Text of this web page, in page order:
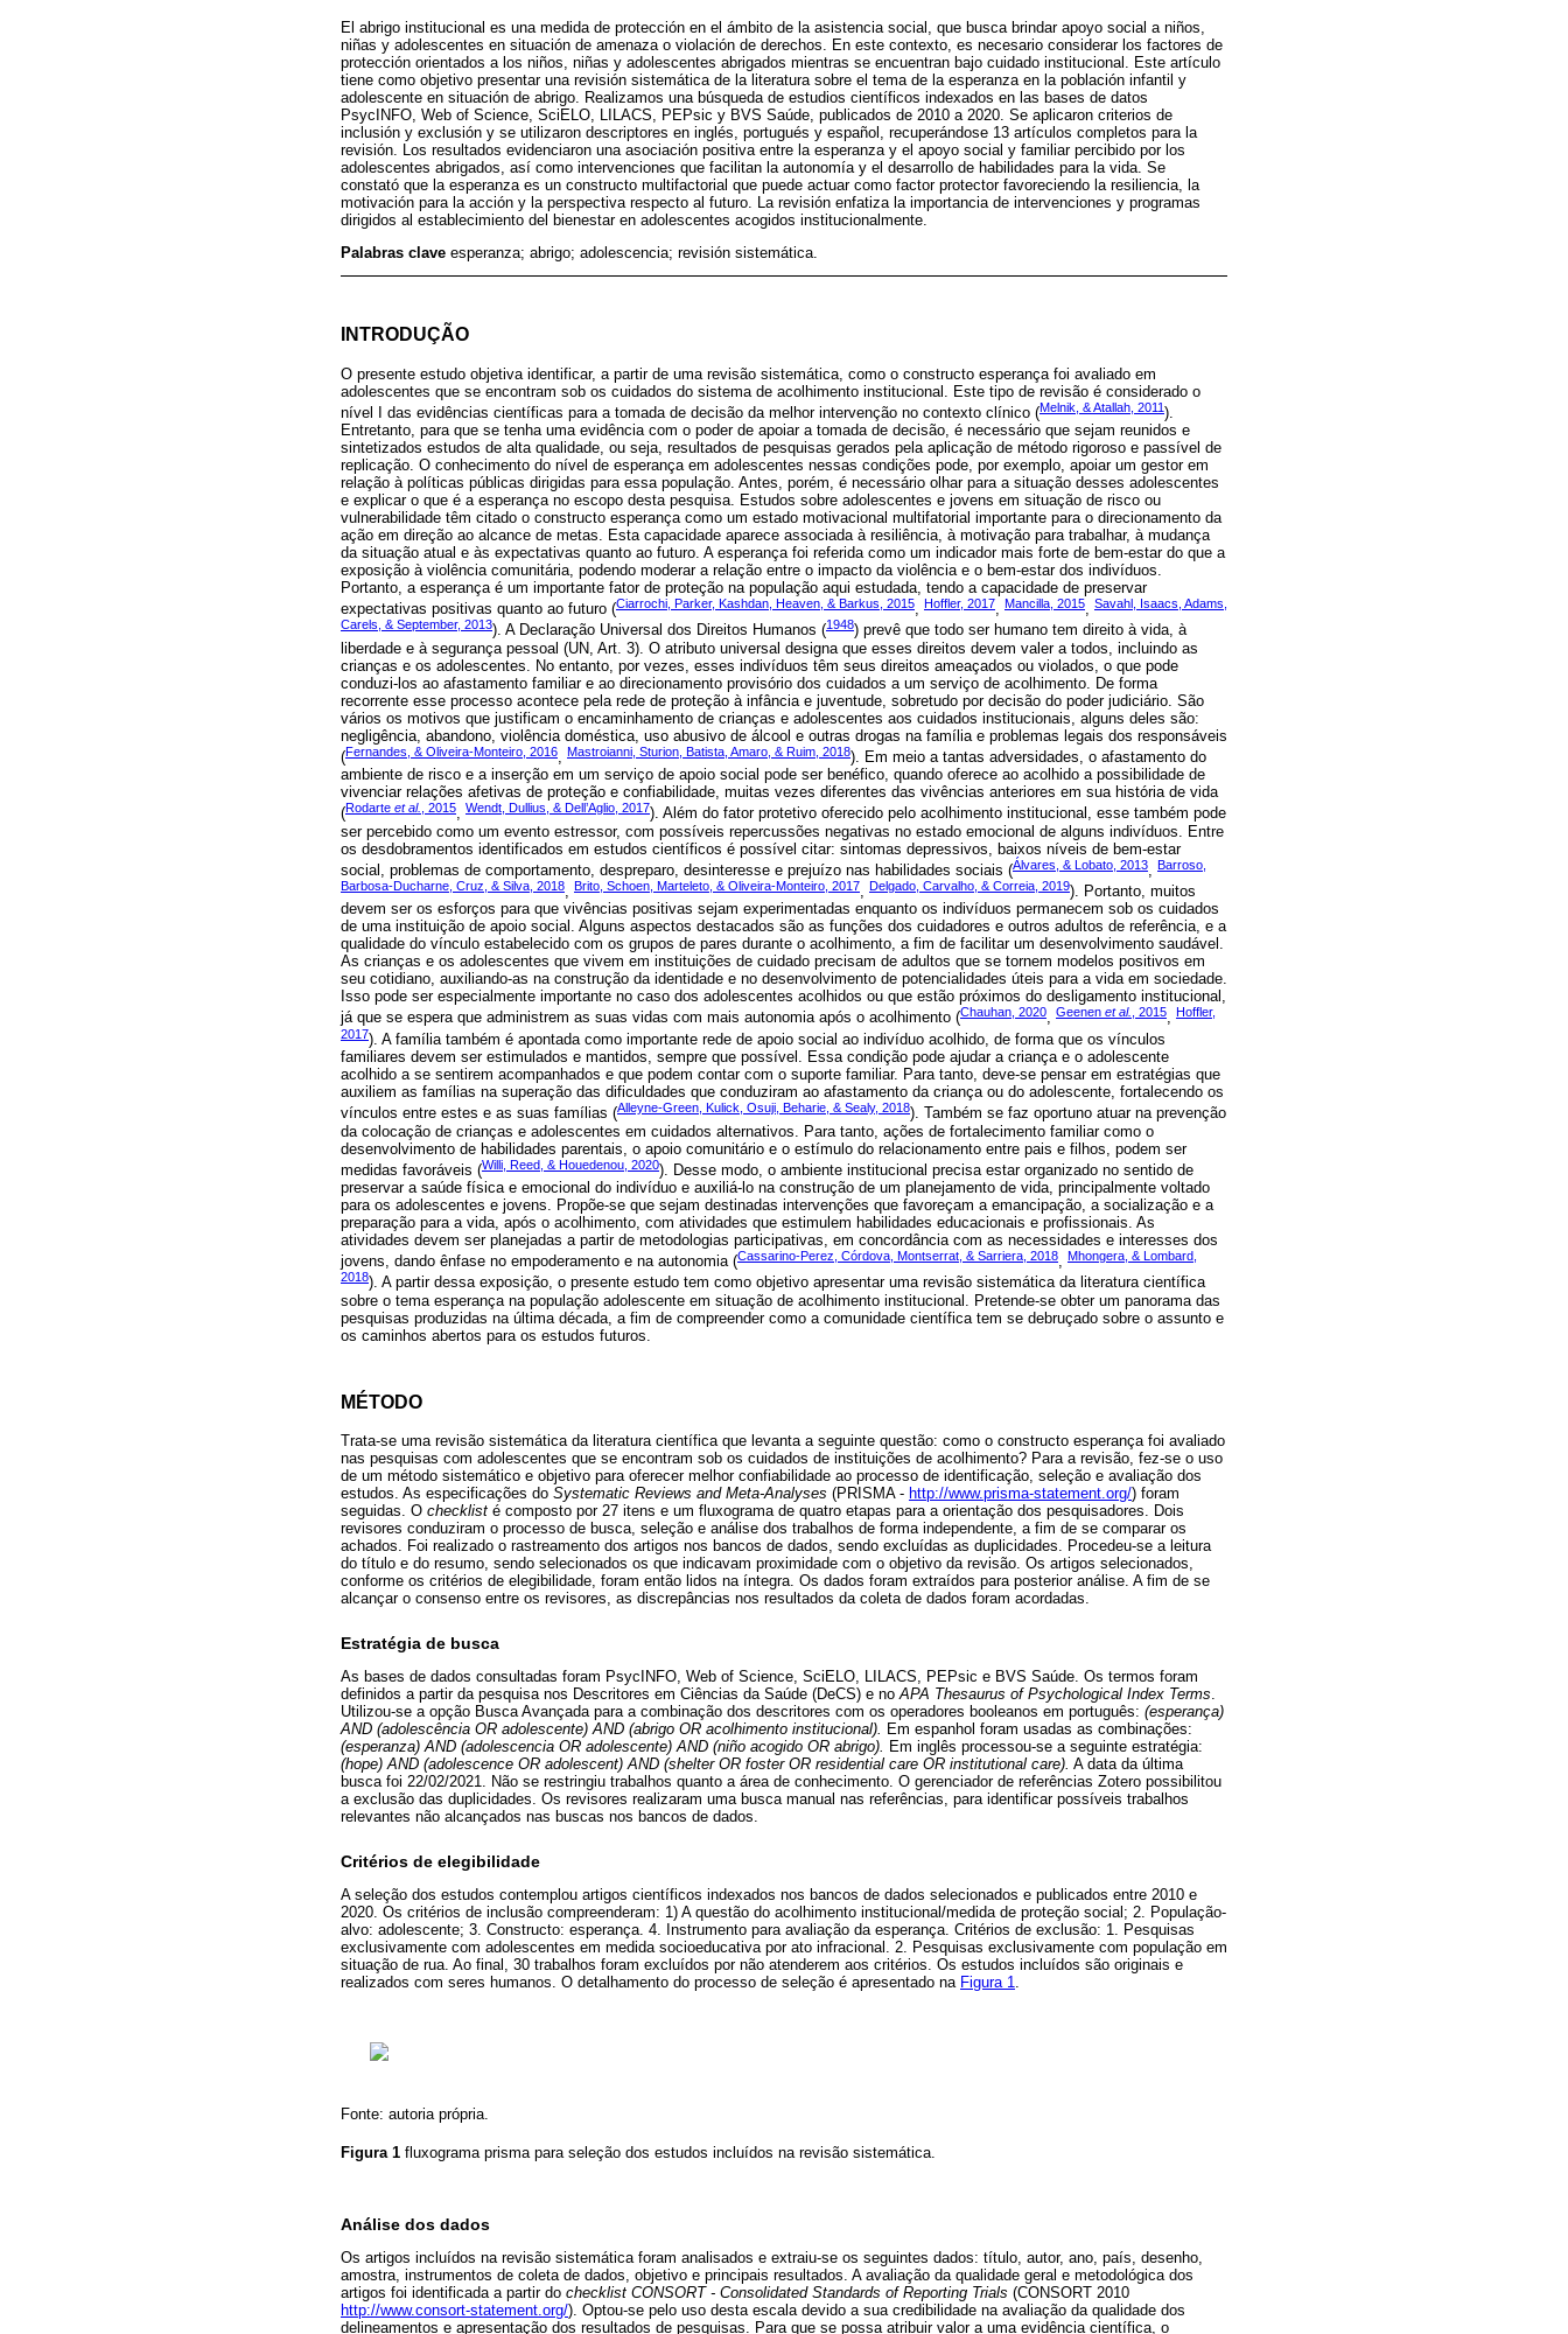
El abrigo institucional es una medida de protección en el ámbito de la asistencia social, que busca brindar apoyo social a niños,
niñas y adolescentes en situación de amenaza o violación de derechos. En este contexto, es necesario considerar los factores de
protección orientados a los niños, niñas y adolescentes abrigados mientras se encuentran bajo cuidado institucional. Este artículo
tiene como objetivo presentar una revisión sistemática de la literatura sobre el tema de la esperanza en la población infantil y
adolescente en situación de abrigo. Realizamos una búsqueda de estudios científicos indexados en las bases de datos
PsycINFO, Web of Science, SciELO, LILACS, PEPsic y BVS Saúde, publicados de 2010 a 2020. Se aplicaron criterios de
inclusión y exclusión y se utilizaron descriptores en inglés, portugués y español, recuperándose 13 artículos completos para la
revisión. Los resultados evidenciaron una asociación positiva entre la esperanza y el apoyo social y familiar percibido por los
adolescentes abrigados, así como intervenciones que facilitan la autonomía y el desarrollo de habilidades para la vida. Se
constató que la esperanza es un constructo multifactorial que puede actuar como factor protector favoreciendo la resiliencia, la
motivación para la acción y la perspectiva respecto al futuro. La revisión enfatiza la importancia de intervenciones y programas
dirigidos al establecimiento del bienestar en adolescentes acogidos institucionalmente.
Palabras clave esperanza; abrigo; adolescencia; revisión sistemática.
INTRODUÇÃO
O presente estudo objetiva identificar, a partir de uma revisão sistemática, como o constructo esperança foi avaliado em
adolescentes que se encontram sob os cuidados do sistema de acolhimento institucional. Este tipo de revisão é considerado o
nível I das evidências científicas para a tomada de decisão da melhor intervenção no contexto clínico (Melnik, & Atallah, 2011).
Entretanto, para que se tenha uma evidência com o poder de apoiar a tomada de decisão, é necessário que sejam reunidos e
sintetizados estudos de alta qualidade, ou seja, resultados de pesquisas gerados pela aplicação de método rigoroso e passível de
replicação. O conhecimento do nível de esperança em adolescentes nessas condições pode, por exemplo, apoiar um gestor em
relação à políticas públicas dirigidas para essa população. Antes, porém, é necessário olhar para a situação desses adolescentes
e explicar o que é a esperança no escopo desta pesquisa. Estudos sobre adolescentes e jovens em situação de risco ou
vulnerabilidade têm citado o constructo esperança como um estado motivacional multifatorial importante para o direcionamento da
ação em direção ao alcance de metas. Esta capacidade aparece associada à resiliência, à motivação para trabalhar, à mudança
da situação atual e às expectativas quanto ao futuro. A esperança foi referida como um indicador mais forte de bem-estar do que a
exposição à violência comunitária, podendo moderar a relação entre o impacto da violência e o bem-estar dos indivíduos.
Portanto, a esperança é um importante fator de proteção na população aqui estudada, tendo a capacidade de preservar
expectativas positivas quanto ao futuro (Ciarrochi, Parker, Kashdan, Heaven, & Barkus, 2015, Hoffler, 2017, Mancilla, 2015, Savahl, Isaacs, Adams,
Carels, & September, 2013). A Declaração Universal dos Direitos Humanos (1948) prevê que todo ser humano tem direito à vida, à
liberdade e à segurança pessoal (UN, Art. 3). O atributo universal designa que esses direitos devem valer a todos, incluindo as
crianças e os adolescentes. No entanto, por vezes, esses indivíduos têm seus direitos ameaçados ou violados, o que pode
conduzi-los ao afastamento familiar e ao direcionamento provisório dos cuidados a um serviço de acolhimento. De forma
recorrente esse processo acontece pela rede de proteção à infância e juventude, sobretudo por decisão do poder judiciário. São
vários os motivos que justificam o encaminhamento de crianças e adolescentes aos cuidados institucionais, alguns deles são:
negligência, abandono, violência doméstica, uso abusivo de álcool e outras drogas na família e problemas legais dos responsáveis
(Fernandes, & Oliveira-Monteiro, 2016, Mastroianni, Sturion, Batista, Amaro, & Ruim, 2018). Em meio a tantas adversidades, o afastamento do
ambiente de risco e a inserção em um serviço de apoio social pode ser benéfico, quando oferece ao acolhido a possibilidade de
vivenciar relações afetivas de proteção e confiabilidade, muitas vezes diferentes das vivências anteriores em sua história de vida
(Rodarte et al. , 2015, Wendt, Dullius, & Dell’Aglio, 2017). Além do fator protetivo oferecido pelo acolhimento institucional, esse também pode
ser percebido como um evento estressor, com possíveis repercussões negativas no estado emocional de alguns indivíduos. Entre
os desdobramentos identificados em estudos científicos é possível citar: sintomas depressivos, baixos níveis de bem-estar
social, problemas de comportamento, despreparo, desinteresse e prejuízo nas habilidades sociais (Álvares, & Lobato, 2013, Barroso,
Barbosa-Ducharne, Cruz, & Silva, 2018, Brito, Schoen, Marteleto, & Oliveira-Monteiro, 2017, Delgado, Carvalho, & Correia, 2019). Portanto, muitos
devem ser os esforços para que vivências positivas sejam experimentadas enquanto os indivíduos permanecem sob os cuidados
de uma instituição de apoio social. Alguns aspectos destacados são as funções dos cuidadores e outros adultos de referência, e a
qualidade do vínculo estabelecido com os grupos de pares durante o acolhimento, a fim de facilitar um desenvolvimento saudável.
As crianças e os adolescentes que vivem em instituições de cuidado precisam de adultos que se tornem modelos positivos em
seu cotidiano, auxiliando-as na construção da identidade e no desenvolvimento de potencialidades úteis para a vida em sociedade.
Isso pode ser especialmente importante no caso dos adolescentes acolhidos ou que estão próximos do desligamento institucional,
já que se espera que administrem as suas vidas com mais autonomia após o acolhimento (Chauhan, 2020, Geenen et al. , 2015, Hoffler,
2017). A família também é apontada como importante rede de apoio social ao indivíduo acolhido, de forma que os vínculos
familiares devem ser estimulados e mantidos, sempre que possível. Essa condição pode ajudar a criança e o adolescente
acolhido a se sentirem acompanhados e que podem contar com o suporte familiar. Para tanto, deve-se pensar em estratégias que
auxiliem as famílias na superação das dificuldades que conduziram ao afastamento da criança ou do adolescente, fortalecendo os
vínculos entre estes e as suas famílias (Alleyne-Green, Kulick, Osuji, Beharie, & Sealy, 2018). Também se faz oportuno atuar na prevenção
da colocação de crianças e adolescentes em cuidados alternativos. Para tanto, ações de fortalecimento familiar como o
desenvolvimento de habilidades parentais, o apoio comunitário e o estímulo do relacionamento entre pais e filhos, podem ser
medidas favoráveis (Willi, Reed, & Houedenou, 2020). Desse modo, o ambiente institucional precisa estar organizado no sentido de
preservar a saúde física e emocional do indivíduo e auxiliá-lo na construção de um planejamento de vida, principalmente voltado
para os adolescentes e jovens. Propõe-se que sejam destinadas intervenções que favoreçam a emancipação, a socialização e a
preparação para a vida, após o acolhimento, com atividades que estimulem habilidades educacionais e profissionais. As
atividades devem ser planejadas a partir de metodologias participativas, em concordância com as necessidades e interesses dos
jovens, dando ênfase no empoderamento e na autonomia (Cassarino-Perez, Córdova, Montserrat, & Sarriera, 2018, Mhongera, & Lombard,
2018). A partir dessa exposição, o presente estudo tem como objetivo apresentar uma revisão sistemática da literatura científica
sobre o tema esperança na população adolescente em situação de acolhimento institucional. Pretende-se obter um panorama das
pesquisas produzidas na última década, a fim de compreender como a comunidade científica tem se debruçado sobre o assunto e
os caminhos abertos para os estudos futuros.
MÉTODO
Trata-se uma revisão sistemática da literatura científica que levanta a seguinte questão: como o constructo esperança foi avaliado
nas pesquisas com adolescentes que se encontram sob os cuidados de instituições de acolhimento? Para a revisão, fez-se o uso
de um método sistemático e objetivo para oferecer melhor confiabilidade ao processo de identificação, seleção e avaliação dos
estudos. As especificações do Systematic Reviews and Meta-Analyses (PRISMA - http://www.prisma-statement.org/) foram
seguidas. O checklist é composto por 27 itens e um fluxograma de quatro etapas para a orientação dos pesquisadores. Dois
revisores conduziram o processo de busca, seleção e análise dos trabalhos de forma independente, a fim de se comparar os
achados. Foi realizado o rastreamento dos artigos nos bancos de dados, sendo excluídas as duplicidades. Procedeu-se a leitura
do título e do resumo, sendo selecionados os que indicavam proximidade com o objetivo da revisão. Os artigos selecionados,
conforme os critérios de elegibilidade, foram então lidos na íntegra. Os dados foram extraídos para posterior análise. A fim de se
alcançar o consenso entre os revisores, as discrepâncias nos resultados da coleta de dados foram acordadas.
Estratégia de busca
As bases de dados consultadas foram PsycINFO, Web of Science, SciELO, LILACS, PEPsic e BVS Saúde. Os termos foram
definidos a partir da pesquisa nos Descritores em Ciências da Saúde (DeCS) e noAPA Thesaurus of Psychological Index Terms.
Utilizou-se a opção Busca Avançada para a combinação dos descritores com os operadores booleanos em português: (esperança)
AND (adolescência OR adolescente) AND (abrigo OR acolhimento institucional). Em espanhol foram usadas as combinações:
(esperanza) AND (adolescencia OR adolescente) AND (niño acogido OR abrigo). Em inglês processou-se a seguinte estratégia:
(hope) AND (adolescence OR adolescent) AND (shelter OR foster OR residential care OR institutional care). A data da última
busca foi 22/02/2021. Não se restringiu trabalhos quanto a área de conhecimento. O gerenciador de referências Zotero possibilitou
a exclusão das duplicidades. Os revisores realizaram uma busca manual nas referências, para identificar possíveis trabalhos
relevantes não alcançados nas buscas nos bancos de dados.
Critérios de elegibilidade
A seleção dos estudos contemplou artigos científicos indexados nos bancos de dados selecionados e publicados entre 2010 e
2020. Os critérios de inclusão compreenderam: 1) A questão do acolhimento institucional/medida de proteção social; 2. População-
alvo: adolescente; 3. Constructo: esperança. 4. Instrumento para avaliação da esperança. Critérios de exclusão: 1. Pesquisas
exclusivamente com adolescentes em medida socioeducativa por ato infracional. 2. Pesquisas exclusivamente com população em
situação de rua. Ao final, 30 trabalhos foram excluídos por não atenderem aos critérios. Os estudos incluídos são originais e
realizados com seres humanos. O detalhamento do processo de seleção é apresentado na Figura 1.
Fonte: autoria própria.
Figura 1 fluxograma prisma para seleção dos estudos incluídos na revisão sistemática.
Análise dos dados
Os artigos incluídos na revisão sistemática foram analisados e extraiu-se os seguintes dados: título, autor, ano, país, desenho,
amostra, instrumentos de coleta de dados, objetivo e principais resultados. A avaliação da qualidade geral e metodológica dos
artigos foi identificada a partir do checklist CONSORT - Consolidated Standards of Reporting Trials (CONSORT 2010
http://www.consort-statement.org/). Optou-se pelo uso desta escala devido a sua credibilidade na avaliação da qualidade dos
delineamentos e apresentação dos resultados de pesquisas. Para que se possa atribuir valor a uma evidência científica, o